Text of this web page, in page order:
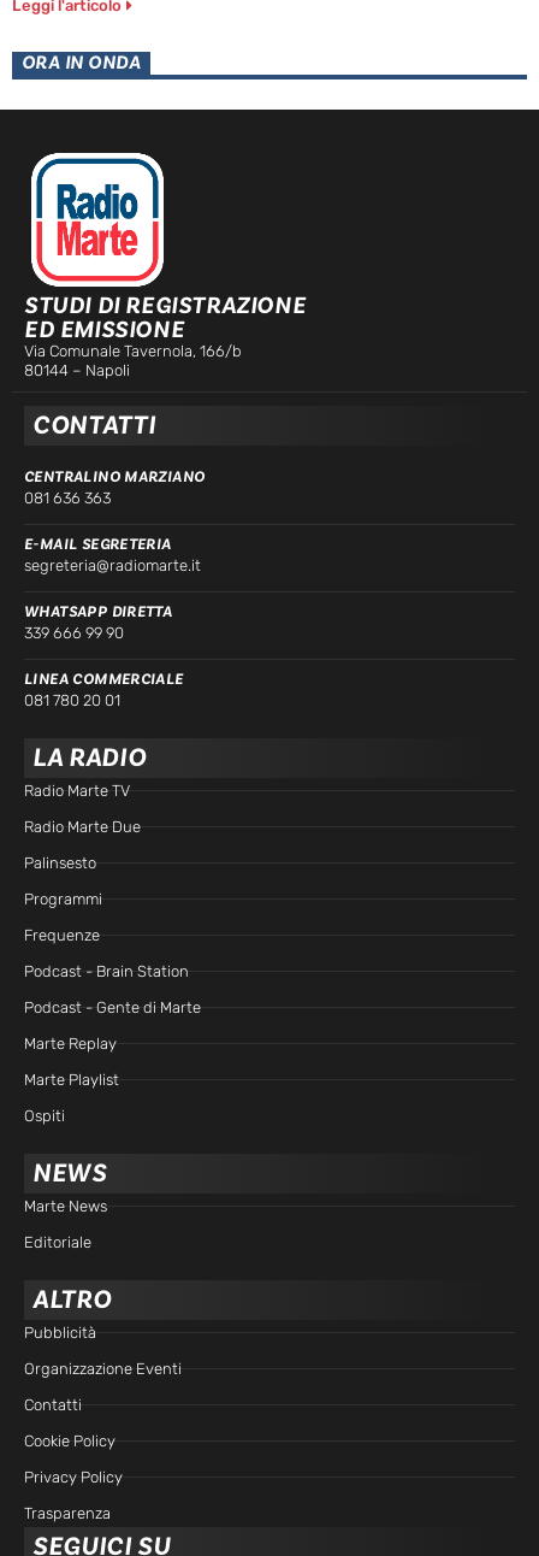
Leggi l'articolo
ORA IN ONDA
STUDI DI REGISTRAZIONE
ED EMISSIONE
Via Comunale Tavernola, 166/b
80144 – Napoli
CONTATTI
CENTRALINO MARZIANO
081 636 363
E-MAIL SEGRETERIA
segreteria@radiomarte.it
WHATSAPP DIRETTA
339 666 99 90
LINEA COMMERCIALE
081 780 20 01
LA RADIO
Radio Marte TV
Radio Marte Due
Palinsesto
Programmi
Frequenze
Podcast - Brain Station
Podcast - Gente di Marte
Marte Replay
Marte Playlist
Ospiti
NEWS
Marte News
Editoriale
ALTRO
Pubblicità
Organizzazione Eventi
Contatti
Cookie Policy
Privacy Policy
Trasparenza
SEGUICI SU